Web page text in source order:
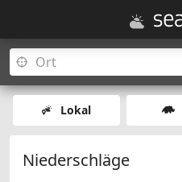
Lokal
Niederschläge